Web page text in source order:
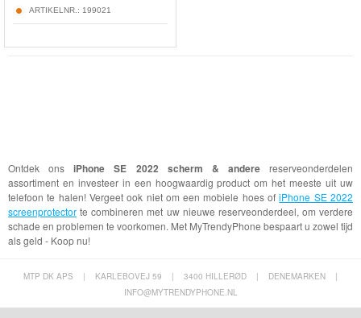
ARTIKELNR.: 199021
Ontdek ons ​​iPhone SE 2022 scherm & anderereserveonderdelen
assortiment en investeer in een hoogwaardig product om het meeste uit uw
telefoon te halen! Vergeet ook niet om een ​​mobiele hoes ofiPhone SE 2022
screenprotector te combineren met uw nieuwe reserveonderdeel, om verdere
schade en problemen te voorkomen. Met MyTrendyPhone bespaart u zowel tijd
als geld - Koop nu!
MTP DK APS | KARLEBOVEJ 59 | 3400 HILLERØD | DENEMARKEN
|
INFO@MYTRENDYPHONE.NL